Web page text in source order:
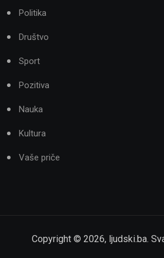
Politika
Društvo
Sport
Pozitiva
Nauka
Kultura
Vaše priče
Copyright © 2026, ljudski.ba.